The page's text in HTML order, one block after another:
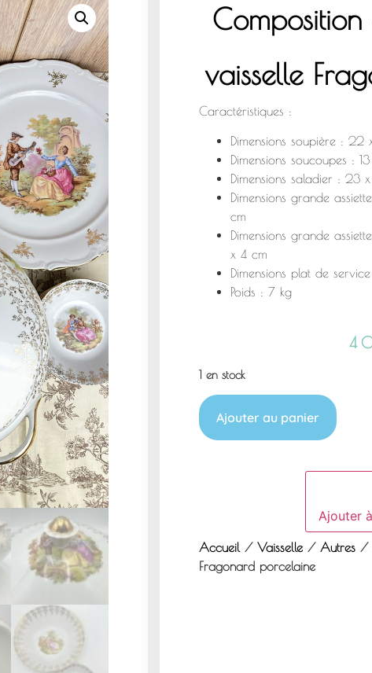
vaisselle
Caractéristiques :
Dimensions soupière : 22
Dimensions soucoupes :
Dimensions saladier : 23
Dimensions grande
cm
Dimensions grande
x 4 cm
Dimensions plat de
Poids : 7 kg
1 en stock
Ajouter au panier
Ajouter
Accueil/ Vaisselle/ Autres/
Fragonard porcelaine